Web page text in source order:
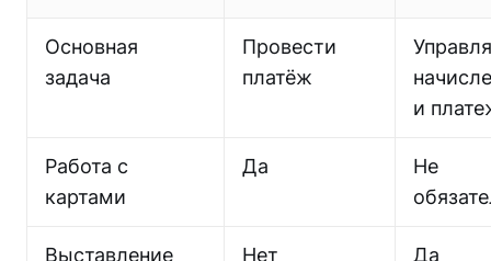
Основная
задача
Провести
платёж
и
Работа с
картами
Да
Не
Выставление
Нет Да